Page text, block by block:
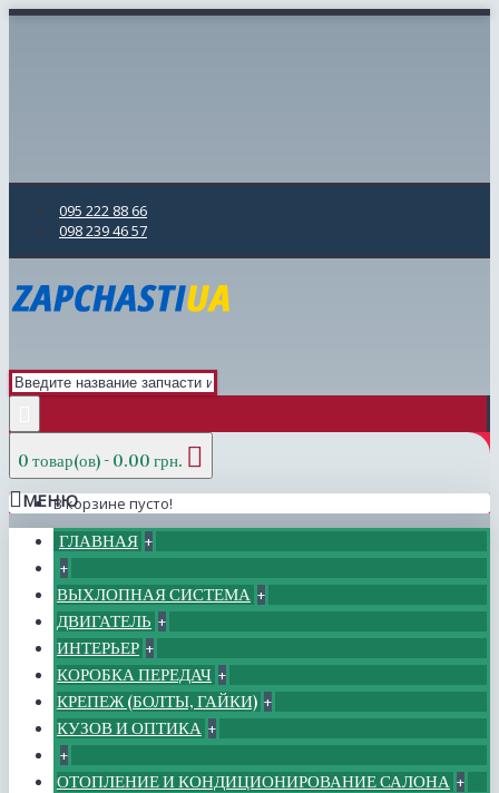
095 222 88 66
098 239 46 57
0 товар(ов) - 0.00 грн.
В корзине пусто!
МЕНЮ
ГЛАВНАЯ +
+
ВЫХЛОПНАЯ СИСТЕМА +
ДВИГАТЕЛЬ +
ИНТЕРЬЕР +
КОРОБКА ПЕРЕДАЧ +
КРЕПЕЖ (БОЛТЫ, ГАЙКИ) +
КУЗОВ И ОПТИКА +
+
ОТОПЛЕНИЕ И КОНДИЦИОНИРОВАНИЕ САЛОНА +